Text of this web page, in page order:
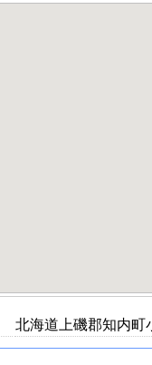
北海道上磯郡知内町